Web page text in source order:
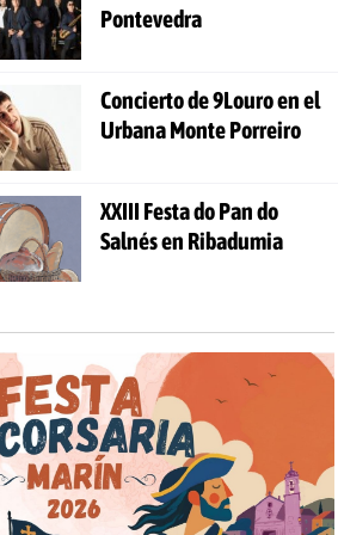
Pontevedra
Concierto de 9Louro en el
Urbana Monte Porreiro
XXIII Festa do Pan do
Salnés en Ribadumia